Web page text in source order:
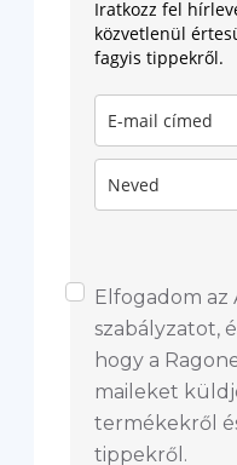
Iratkozz fel
közvetlenül
fagyis tippekről.
Elfogadom az
szabályzatot,
hogy a
maileket
termékekről
tippekről.